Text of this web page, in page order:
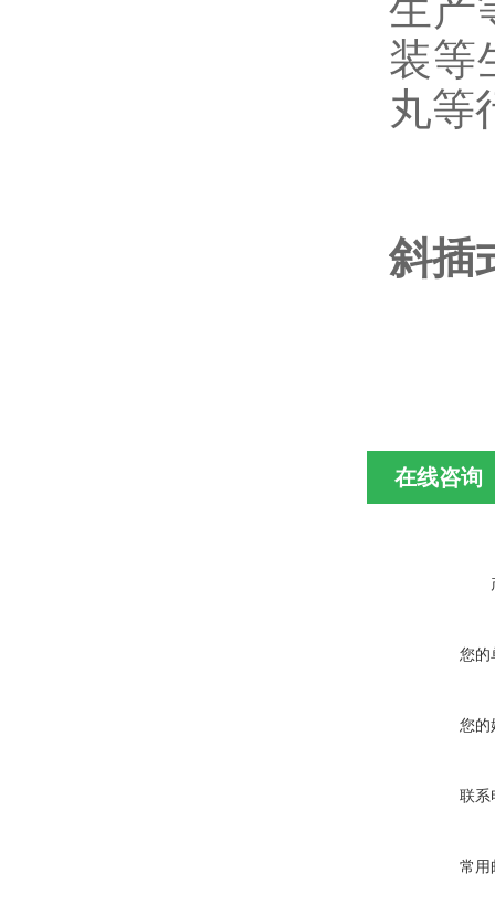
装等
丸等
斜插
在线咨询
您的
您的
联系
常用